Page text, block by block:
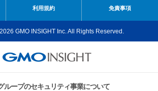
利用規約 免責事項
GMO INSIGHT Inc. All Rights Reserved.
ループのセキュリティ事業について